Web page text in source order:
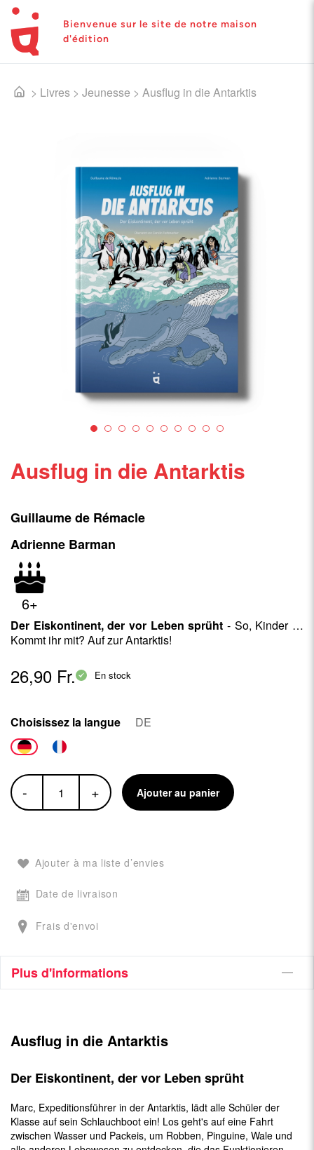
Bienvenue sur le site de notre maison
d'édition
> Livres > Jeunesse > Ausflug in die Antarktis
Ausflug in die Antarktis
Guillaume de Rémacle
Adrienne Barman
6+
Der Eiskontinent, der vor Leben sprüht - So, Kinder …
Kommt ihr mit? Auf zur Antarktis!
26,90 Fr. En stock
Choisissez la langue DE
- + Ajouter au panier
Ajouter à ma liste d’envies
Date de livraison
Frais d'envoi
Plus d'informations
Ausflug in die Antarktis
Der Eiskontinent, der vor Leben sprüht
Marc, Expeditionsführer in der Antarktis, lädt alle Schüler der
Klasse auf sein Schlauchboot ein! Los geht's auf eine Fahrt
zwischen Wasser und Packeis, um Robben, Pinguine, Wale und